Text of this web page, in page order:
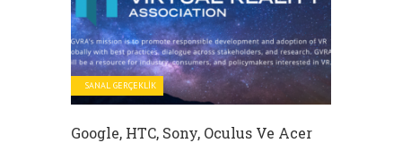
SANAL GERÇEKLIK
Google, HTC, Sony, Oculus Ve Acer